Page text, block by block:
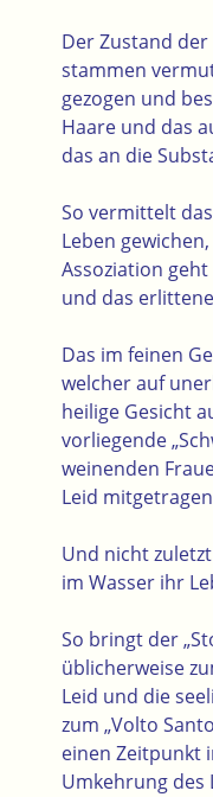
Der Zustand
stammen
gezogen und
Haare und das
das an die
So vermittelt
Leben
Assoziation
und das
Das im feinen
welcher auf
heilige Gesicht
vorliegende
weinenden
Leid
Und nicht
im Wasser ihr
So bringt der
üblicherweise
Leid und die
zum „Volto
einen Zeitpunkt
Umkehrung des